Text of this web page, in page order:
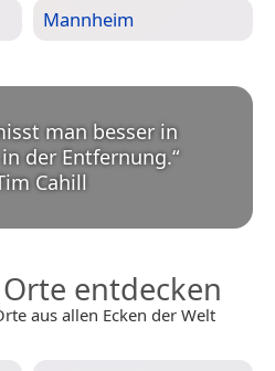
Mannheim
man besser in
der Entfernung. “
Cahill
entdecken
aus allen Ecken der Welt